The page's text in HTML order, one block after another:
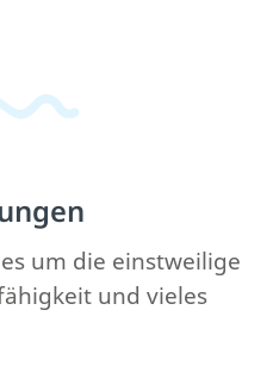
um die einstweilige
und vieles